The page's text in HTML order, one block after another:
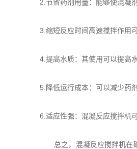
2.节省药剂用量：能够使混凝剂
3.缩短反应时间高速搅拌作用可
4.提高水质：其使用可以提高水
5.降低运行成本：可以减少药剂
6.适应性强：混凝反应搅拌机可
总之，混凝反应搅拌机在磁